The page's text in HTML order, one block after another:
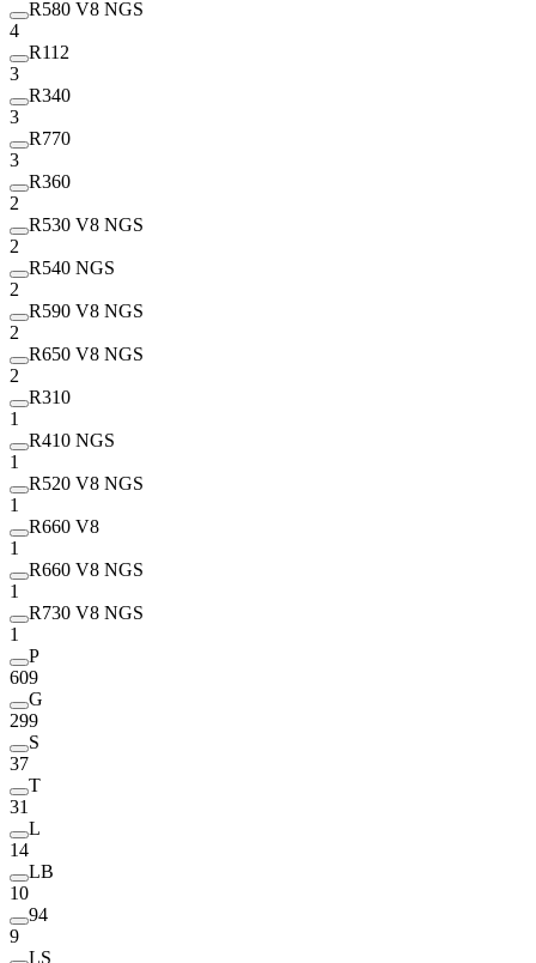
R580 V8 NGS
4
R112
3
R340
3
R770
3
R360
2
R530 V8 NGS
2
R540 NGS
2
R590 V8 NGS
2
R650 V8 NGS
2
R310
1
R410 NGS
1
R520 V8 NGS
1
R660 V8
1
R660 V8 NGS
1
R730 V8 NGS
1
P
609
G
299
S
37
T
31
L
14
LB
10
94
9
LS